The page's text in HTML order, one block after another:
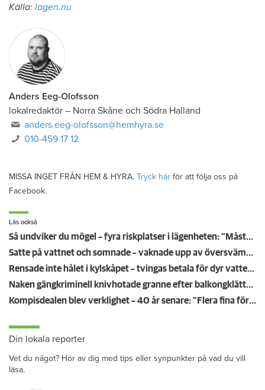
Källa: lagen.nu
Anders Eeg-Olofsson
lokalredaktör – Norra Skåne och Södra Halland
anders.eeg-olofsson@hemhyra.se
010-459 17 12
MISSA INGET FRÅN HEM & HYRA. Tryck här för att följa oss på
Facebook.
Läs också
Så undviker du mögel – fyra riskplatser i lägenheten: ”Måste städa bort”
Satte på vattnet och somnade – vaknade upp av översvämning hos grannen
Rensade inte hålet i kylskåpet – tvingas betala för dyr vattenskada
Naken gängkriminell knivhotade granne efter balkongklättring
Kompisdealen blev verklighet – 40 år senare: "Flera fina fördelar med att dela bostad"
Din lokala reporter
Vet du något? Hör av dig med tips eller synpunkter på vad du vill
läsa.